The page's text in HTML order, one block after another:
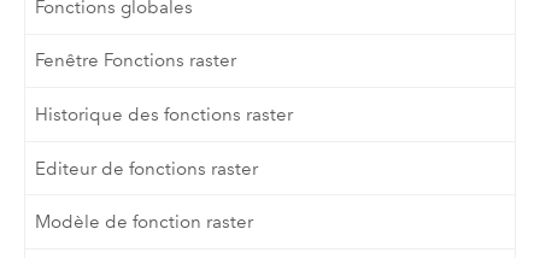
Fonctions globales
Fenêtre Fonctions raster
Historique des fonctions raster
Editeur de fonctions raster
Modèle de fonction raster